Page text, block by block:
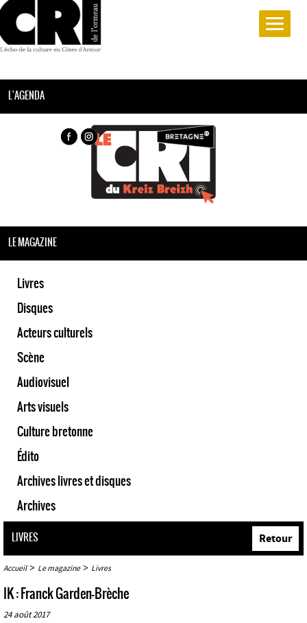
L'AGENDA
LE MAGAZINE
Livres
Disques
Acteurs culturels
Scène
Audiovisuel
Arts visuels
Culture bretonne
Édito
Archives livres et disques
Archives
LIVRES
Accueil> Le magazine> Livres
Retour
IK : Franck Garden-Brèche
24 août 2017